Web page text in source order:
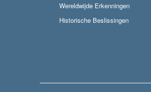
Wereldwijde Erkenningen
Historische Beslissingen